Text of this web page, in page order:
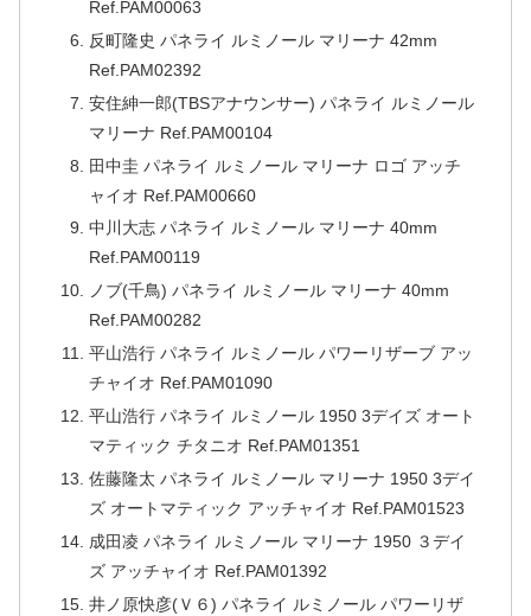
Ref.PAM00063
反町隆史 パネライ ルミノール マリーナ 42mm
Ref.PAM02392
安住紳一郎(TBSアナウンサー) パネライ ルミノール
マリーナ Ref.PAM00104
田中圭 パネライ ルミノール マリーナ ロゴ アッチ
ャイオ Ref.PAM00660
中川大志 パネライ ルミノール マリーナ 40mm
Ref.PAM00119
ノブ(千鳥) パネライ ルミノール マリーナ 40mm
Ref.PAM00282
平山浩行 パネライ ルミノール パワーリザーブ アッ
チャイオ Ref.PAM01090
平山浩行 パネライ ルミノール 1950 3デイズ オート
マティック チタニオ Ref.PAM01351
佐藤隆太 パネライ ルミノール マリーナ 1950 3デイ
ズ オートマティック アッチャイオ Ref.PAM01523
成田凌 パネライ ルミノール マリーナ 1950 ３デイ
ズ アッチャイオ Ref.PAM01392
井ノ原快彦(Ｖ６) パネライ ルミノール パワーリザ